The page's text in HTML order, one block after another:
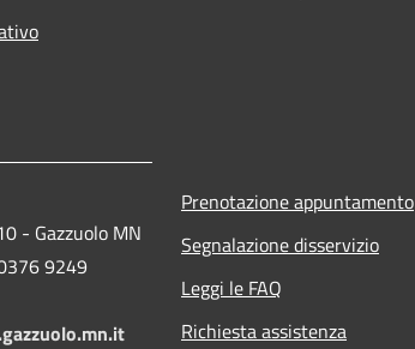
- Gazzuolo MN
9249
Prenotazione appuntamento
Segnalazione disservizio
Leggi le FAQ
Richiesta assistenza